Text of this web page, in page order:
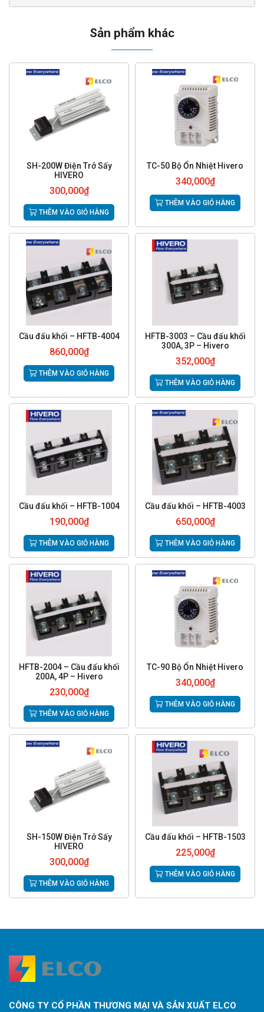
Sản phẩm khác
SH-200W Điện Trở Sấy
HIVERO
300,000₫
THÊM VÀO GIỎ HÀNG
TC-50 Bộ Ổn Nhiệt Hivero
340,000₫
THÊM VÀO GIỎ HÀNG
Cầu đấu khối – HFTB-4004
860,000₫
THÊM VÀO GIỎ HÀNG
HFTB-3003 – Cầu đấu khối
300A, 3P – Hivero
352,000₫
THÊM VÀO GIỎ HÀNG
Cầu đấu khối – HFTB-1004
190,000₫
THÊM VÀO GIỎ HÀNG
Cầu đấu khối – HFTB-4003
650,000₫
THÊM VÀO GIỎ HÀNG
HFTB-2004 – Cầu đấu khối
200A, 4P – Hivero
230,000₫
THÊM VÀO GIỎ HÀNG
TC-90 Bộ Ổn Nhiệt Hivero
340,000₫
THÊM VÀO GIỎ HÀNG
SH-150W Điện Trở Sấy
HIVERO
300,000₫
THÊM VÀO GIỎ HÀNG
Cầu đấu khối – HFTB-1503
225,000₫
THÊM VÀO GIỎ HÀNG
CÔNG TY CỔ PHẦN THƯƠNG MẠI VÀ SẢN XUẤT ELCO